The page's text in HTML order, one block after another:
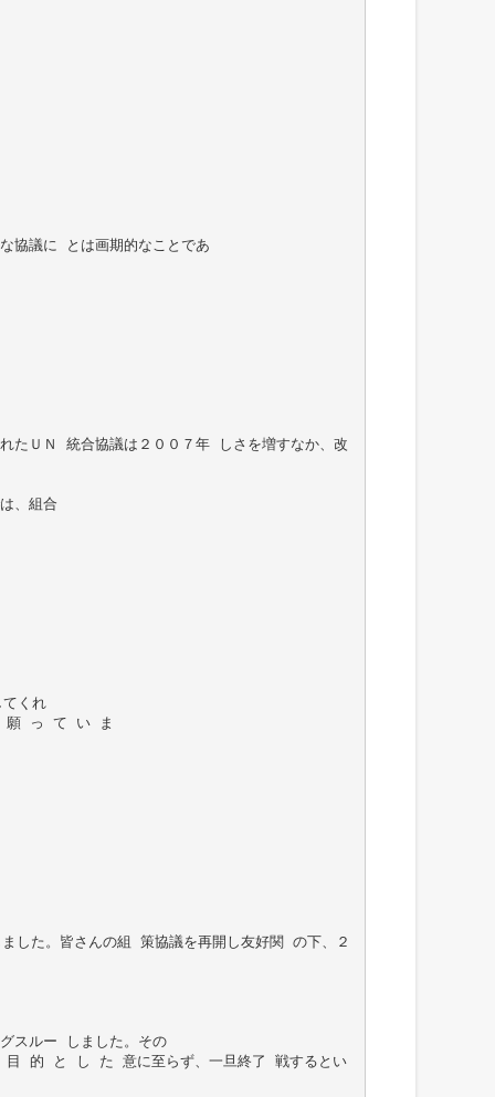
協議に とは画期的なことであ
たＵＮ 統合協議は２００７年 しさを増すなか、改
、組合
くれ
願 っ て い ま
た。皆さんの組 策協議を再開し友好関 の下、２
スルー しました。その
目 的 と し た 意に至らず、一旦終了 戦するとい